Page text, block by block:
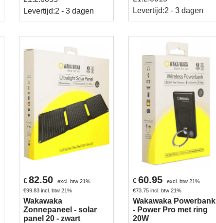
Levertijd:2 - 3 dagen
Levertijd:2 - 3 dagen
€82.50
excl. btw 21%
€99.83 incl. btw 21%
Wakawaka
Zonnepaneel - solar
panel 20 - zwart
€60.95
excl. btw 21%
€73.75 incl. btw 21%
Wakawaka Powerbank
- Power Pro met ring
20W